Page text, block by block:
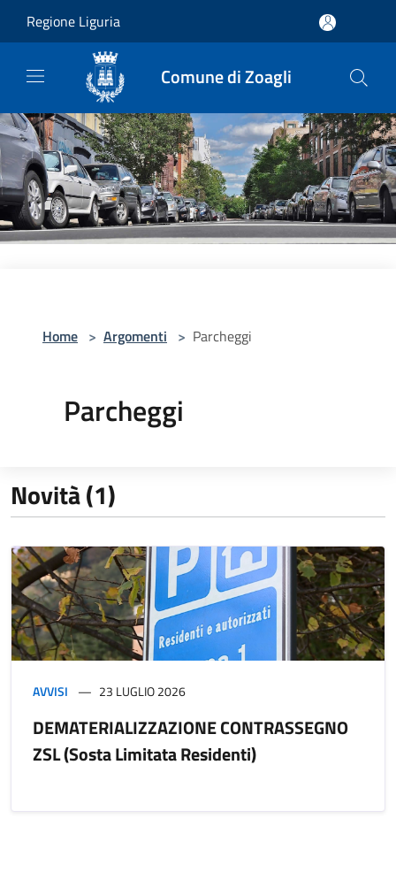
Regione Liguria
Comune di Zoagli
Home > Argomenti > Parcheggi
Parcheggi
Novità (1)
AVVISI 23 LUGLIO 2026
DEMATERIALIZZAZIONE CONTRASSEGNO
ZSL (Sosta Limitata Residenti)